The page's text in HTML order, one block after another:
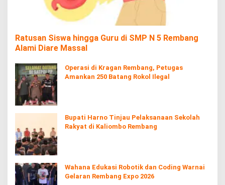
Ratusan Siswa hingga Guru di SMP N 5 Rembang
Alami Diare Massal
Operasi di Kragan Rembang, Petugas
Amankan 250 Batang Rokol Ilegal
Bupati Harno Tinjau Pelaksanaan Sekolah
Rakyat di Kaliombo Rembang
Wahana Edukasi Robotik dan Coding Warnai
Gelaran Rembang Expo 2026